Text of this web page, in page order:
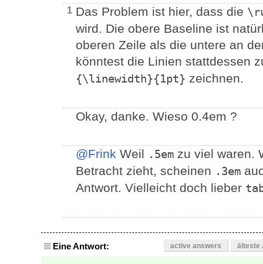
1 Das Problem ist hier, dass die
wird. Die obere Baseline ist
oberen Zeile als die untere an
könntest die Linien stattdessen
{\linewidth}{1pt} zeichnen.
Okay, danke. Wieso 0.4em ?
@Frink Weil .5em zu viel waren.
Betracht zieht, scheinen .3em
Antwort. Vielleicht doch lieber
Eine Antwort: active answers älteste